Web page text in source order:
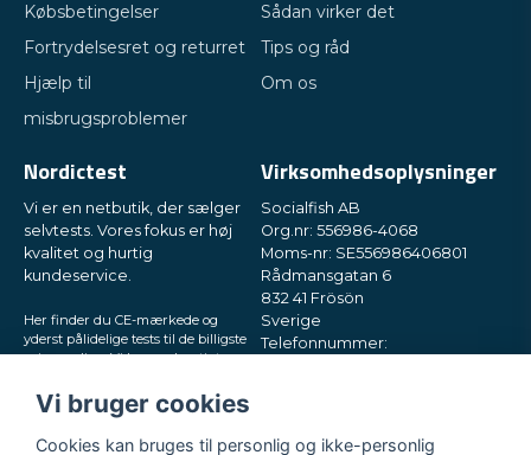
Købsbetingelser
Fortrydelsesret og returret
Hjælp til
misbrugsproblemer
Sådan virker det
Tips og råd
Om os
Nordictest
Vi er en netbutik, der sælger
selvtests. Vores fokus er høj
kvalitet og hurtig
kundeservice.
Her finder du CE-mærkede og
yderst pålidelige tests til de billigste
priser online. Vi leverer hurtigt
diskrete pakker. Prøv os!
Virksomhedsoplysninger
Socialfish AB
Org.nr: 556986-4068
Moms-nr: SE556986406801
Rådmansgatan 6
832 41 Frösön
Sverige
Telefonnummer:
Man-fre kl. 10-17
Vi bruger cookies
Cookies kan bruges til personlig og ikke-personlig